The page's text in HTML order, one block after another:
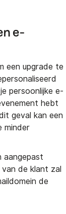
e-
een upgrade te
persoonlijke e-
hebt
geval kan een
minder
aangepast
de klant zal
de